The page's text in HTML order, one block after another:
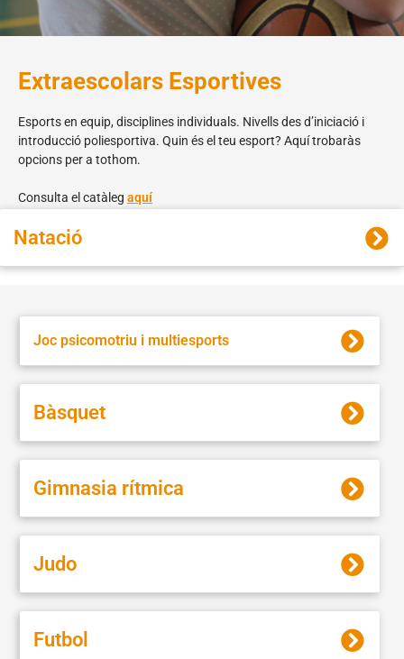
Extraescolars Esportives
Esports en equip, disciplines individuals. Nivells des d’iniciació i
introducció poliesportiva. Quin és el teu esport? Aquí trobaràs
opcions per a tothom.
Consulta el catàleg aquí
Natació
Joc psicomotriu i multiesports
Bàsquet
Gimnasia rítmica
Judo
Futbol